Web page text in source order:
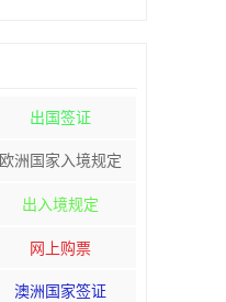
出国签证
欧洲国家入境规定
出入境规定
网上购票
澳洲国家签证